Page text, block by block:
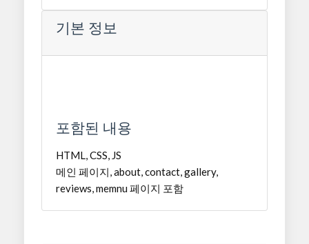
기본 정보
포함된 내용
HTML, CSS, JS
메인 페이지, about, contact, gallery,
reviews, memnu 페이지 포함